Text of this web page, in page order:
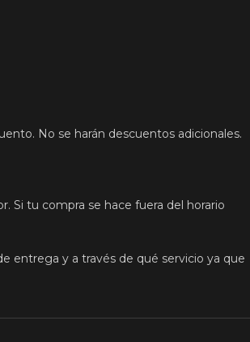
No se harán descuentos adicionales.
Si tu compra se hace fuera del horario
entrega y a través de qué servicio ya que